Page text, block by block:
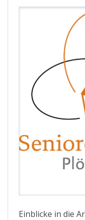
Einblicke in die